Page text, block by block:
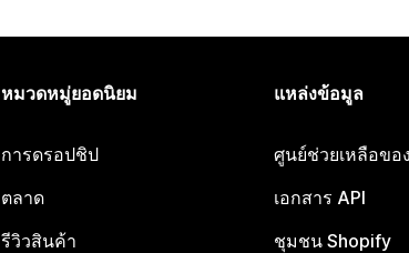
หมวดหมู่ยอดนิยม
การดรอปชิป
ตลาด
รีวิวสินค้า
แหล่งข้อมูล
ศูนย์ช่วยเหลือขอ
เอกสาร API
ชุมชน Shopify